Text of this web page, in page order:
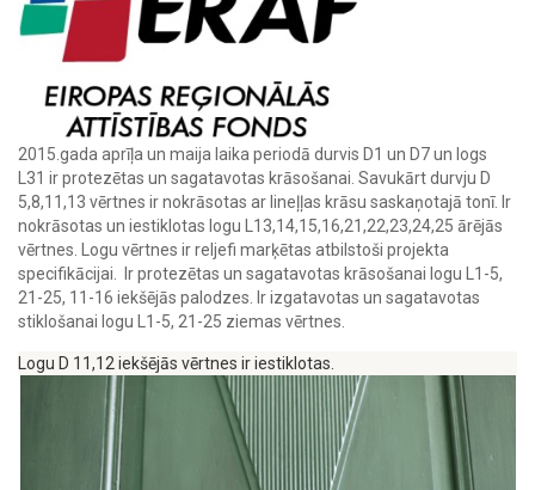
2015.gada aprīļa un maija laika periodā durvis D1 un D7 un logs
L31 ir protezētas un sagatavotas krāsošanai. Savukārt durvju D
5,8,11,13 vērtnes ir nokrāsotas ar lineļļas krāsu saskaņotajā tonī. Ir
nokrāsotas un iestiklotas logu L13,14,15,16,21,22,23,24,25 ārējās
vērtnes. Logu vērtnes ir reljefi marķētas atbilstoši projekta
specifikācijai. Ir protezētas un sagatavotas krāsošanai logu L1-5,
21-25, 11-16 iekšējās palodzes. Ir izgatavotas un sagatavotas
stiklošanai logu L1-5, 21-25 ziemas vērtnes.
Logu D 11,12 iekšējās vērtnes ir iestiklotas.